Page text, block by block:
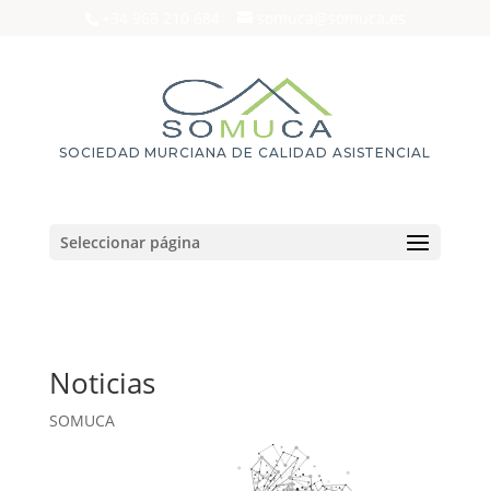
SOCIEDAD MURCIANA DE CALIDAD ASISTENCIAL
Seleccionar página
Noticias
SOMUCA